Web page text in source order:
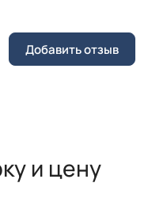
Добавить отзыв
и цену